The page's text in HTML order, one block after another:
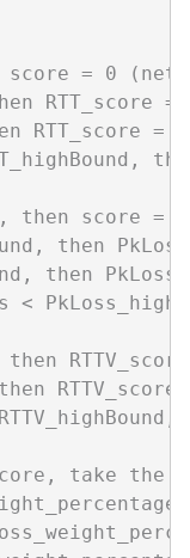
score = 0
RTT_score =
RTT_score =
then score
then
then
<
then
RTTV_score
take the